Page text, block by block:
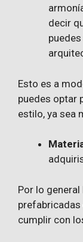
decir
Esto es a
puedes optar
estilo, ya sea
Por lo
prefabricadas
cumplir con